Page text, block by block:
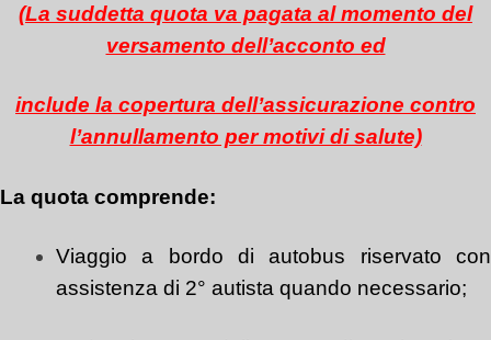
(La suddetta quota va pagata al momento del
versamento dell’acconto ed
include la copertura dell’assicurazione contro
l’annullamento per motivi di salute)
La quota comprende:
Viaggio a bordo di autobus riservato con
assistenza di 2° autista quando necessario;